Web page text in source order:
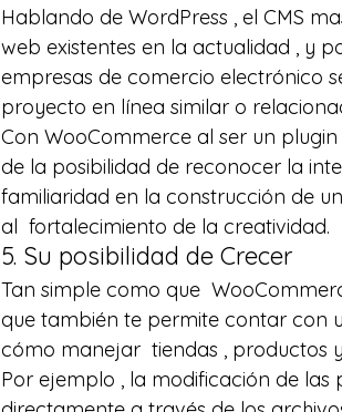
Hablando de WordPress , el CMS
web existentes en la actualidad , y
empresas de comercio electrónico
proyecto en línea similar o
Con WooCommerce al ser un
de la posibilidad de reconocer la
familiaridad en la construcción de
al  fortalecimiento de la creatividad.
5. Su posibilidad de Crecer
Tan simple como que
que también te permite contar con
cómo manejar  tiendas , productos
Por ejemplo , la modificación de las